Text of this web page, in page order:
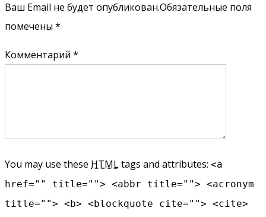
Ваш Email не будет опубликован.Обязательные поля
помечены *
Комментарий *
You may use these HTMLtags and attributes: <a
href="" title=""> <abbr title=""> <acronym
title=""> <b> <blockquote cite=""> <cite>